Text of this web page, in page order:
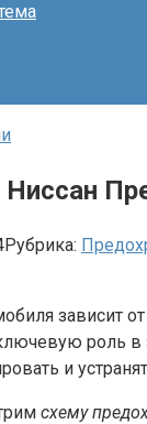
Ниссан
Рубрика:
зависит
роль в
и
схему